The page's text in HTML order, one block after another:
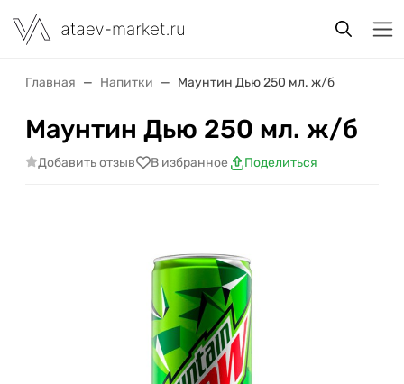
Главная Напитки Маунтин Дью 250 мл. ж/б
Маунтин Дью 250 мл. ж/б
Добавить отзыв В избранное Поделиться